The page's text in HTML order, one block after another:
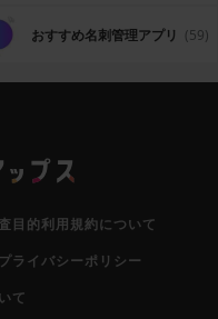
おすすめ名刺管理アプリ (59)
目的利用規約について
プライバシーポリシー
て